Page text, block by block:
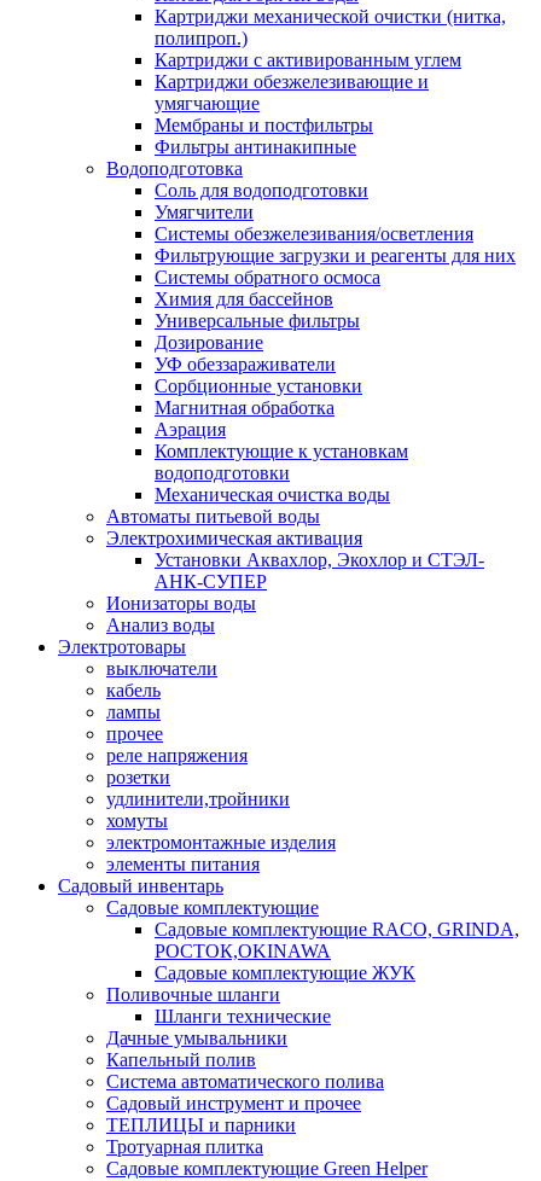
Картриджи механической очистки (нитка,
полипроп.)
Картриджи с активированным углем
Картриджи обезжелезивающие и
умягчающие
Мембраны и постфильтры
Фильтры антинакипные
Водоподготовка
Соль для водоподготовки
Умягчители
Системы обезжелезивания/осветления
Фильтрующие загрузки и реагенты для них
Системы обратного осмоса
Химия для бассейнов
Универсальные фильтры
Дозирование
УФ обеззараживатели
Сорбционные установки
Магнитная обработка
Аэрация
Комплектующие к установкам
водоподготовки
Механическая очистка воды
Автоматы питьевой воды
Электрохимическая активация
Установки Аквахлор, Экохлор и СТЭЛ-
АНК-СУПЕР
Ионизаторы воды
Анализ воды
Электротовары
выключатели
кабель
лампы
прочее
реле напряжения
розетки
удлинители,тройники
хомуты
электромонтажные изделия
элементы питания
Садовый инвентарь
Садовые комплектующие
Садовые комплектующие RACO, GRINDA,
РОСТОК,OKINAWA
Садовые комплектующие ЖУК
Поливочные шланги
Шланги технические
Дачные умывальники
Капельный полив
Система автоматического полива
Садовый инструмент и прочее
ТЕПЛИЦЫ и парники
Тротуарная плитка
Садовые комплектующие Green Helper